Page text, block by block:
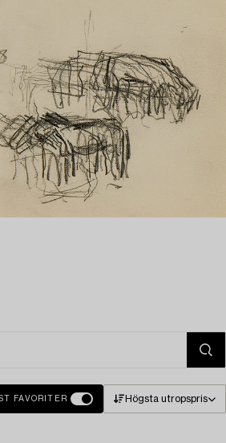
FAVORITER Högsta utropspris